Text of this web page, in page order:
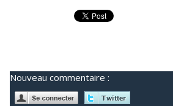
Nouveau commentaire :